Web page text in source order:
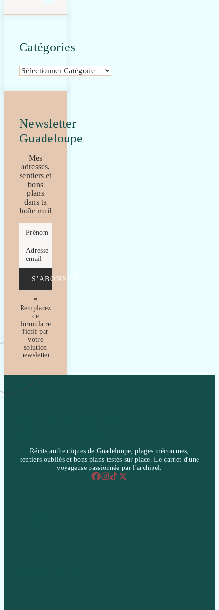
Catégories
Catégories
Newsletter
Guadeloupe
Mes
adresses,
sentiers et
bons
plans
dans ta
boîte mail
Prénom
Adresse
email
S'ABONNER
*
Remplacez
ce
formulaire
fictif par
votre
solution
newsletter
Récits authentiques de Guadeloupe, plages méconnues,
sentiers oubliés et bons plans testés sur place. Le carnet d'une
voyageuse passionnée par l'archipel.